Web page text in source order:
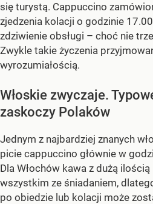
się turystą. Cappuccino
zjedzenia kolacji o godzinie
zdziwienie obsługi – choć nie
Zwykle takie życzenia
wyrozumiałością.
Włoskie zwyczaje.
zaskoczy Polaków
Jednym z najbardziej znanych
picie cappuccino głównie w
Dla Włochów kawa z dużą
wszystkim ze śniadaniem,
po obiedzie lub kolacji może